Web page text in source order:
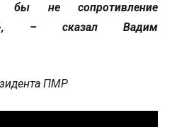
бы не сопротивление
– сказал Вадим
ПМР